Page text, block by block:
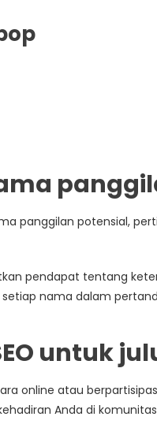
panggilan potensial,
pendapat tentang
setiap nama dalam
untuk
online atau
Anda di komunitas